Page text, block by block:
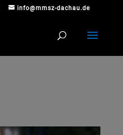
info@mmsz-dachau.de